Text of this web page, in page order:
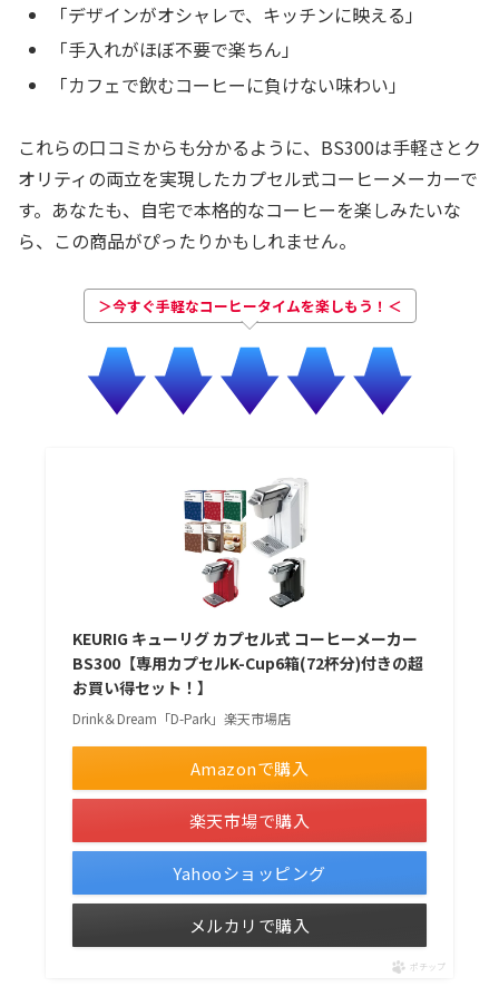
「デザインがオシャレで、キッチンに映える」
「手入れがほぼ不要で楽ちん」
「カフェで飲むコーヒーに負けない味わい」
これらの口コミからも分かるように、BS300は手軽さとク
オリティの両立を実現したカプセル式コーヒーメーカーで
す。あなたも、自宅で本格的なコーヒーを楽しみたいな
ら、この商品がぴったりかもしれません。
＞今すぐ手軽なコーヒータイムを楽しもう！＜
KEURIG キューリグ カプセル式 コーヒーメーカー
BS300【専用カプセルK-Cup6箱(72杯分)付きの超
お買い得セット！】
Drink＆Dream「D-Park」楽天市場店
Amazonで購入
楽天市場で購入
Yahooショッピング
メルカリで購入
ポチップ